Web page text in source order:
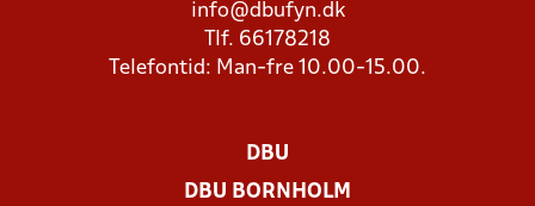
info@dbufyn.dk
Tlf. 66178218
Telefontid: Man-fre 10.00-15.00.
DBU
DBU BORNHOLM